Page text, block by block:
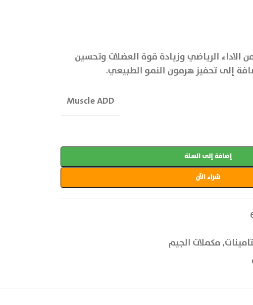
الاداء الرياضي وزيادة قوة العضلات وتحسين
إلى تحفيز هرمون النمو الطبيعي.
Muscle ADD
إضافة إلى السلة
شراء الآن
, مكملات الجيم